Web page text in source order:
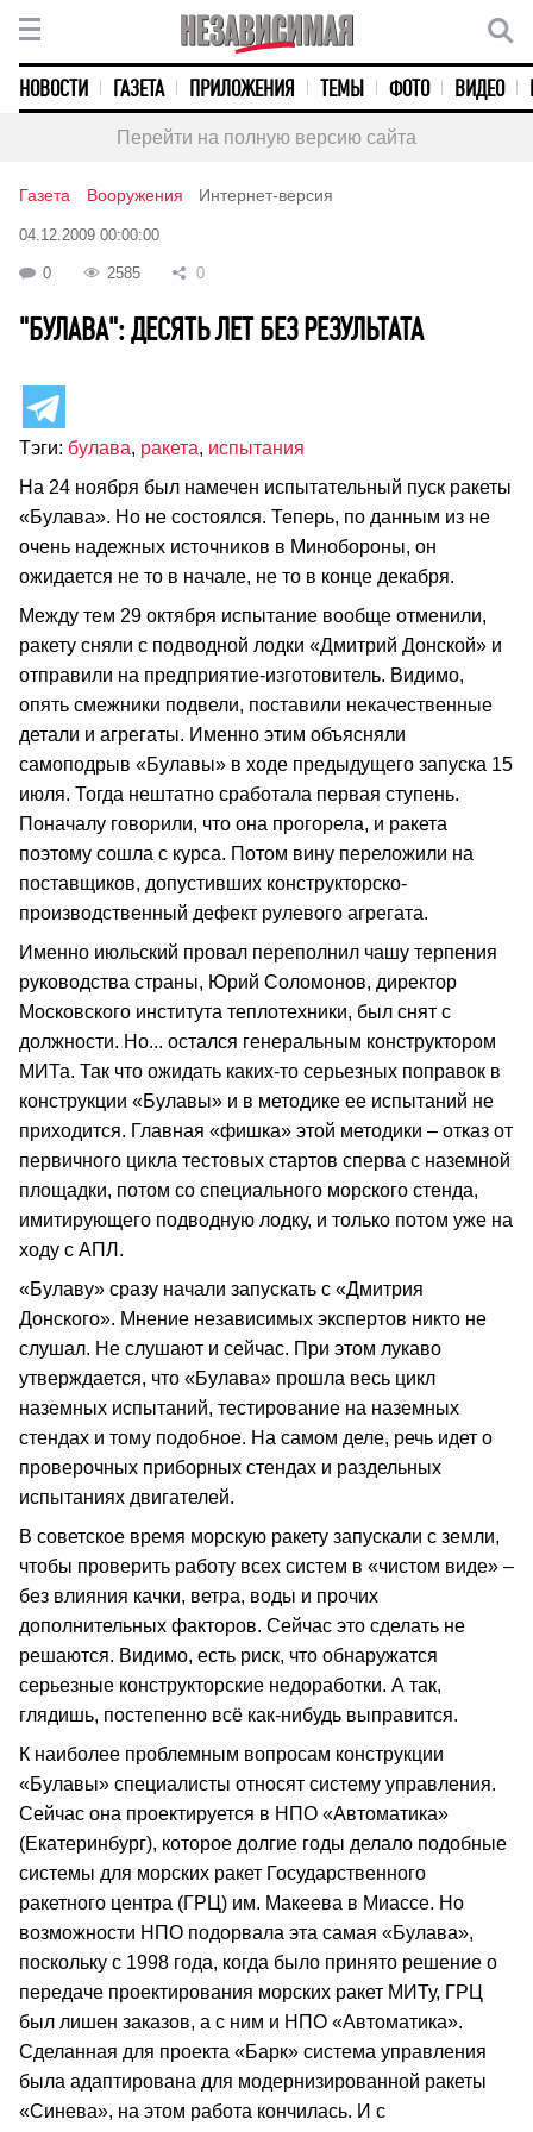
НОВОСТИ ГАЗЕТА ПРИЛОЖЕНИЯ ТЕМЫ ФОТО ВИДЕО
Перейти на полную версию сайта
Газета Вооружения Интернет-версия
04.12.2009 00:00:00
0 2585 0
"БУЛАВА": ДЕСЯТЬ ЛЕТ БЕЗ РЕЗУЛЬТАТА
Тэги: булава, ракета, испытания
На 24 ноября был намечен испытательный пуск ракеты
«Булава». Но не состоялся. Теперь, по данным из не
очень надежных источников в Минобороны, он
ожидается не то в начале, не то в конце декабря.
Между тем 29 октября испытание вообще отменили,
ракету сняли с подводной лодки «Дмитрий Донской» и
отправили на предприятие-изготовитель. Видимо,
опять смежники подвели, поставили некачественные
детали и агрегаты. Именно этим объясняли
самоподрыв «Булавы» в ходе предыдущего запуска 15
июля. Тогда нештатно сработала первая ступень.
Поначалу говорили, что она прогорела, и ракета
поэтому сошла с курса. Потом вину переложили на
поставщиков, допустивших конструкторско-
производственный дефект рулевого агрегата.
Именно июльский провал переполнил чашу терпения
руководства страны, Юрий Соломонов, директор
Московского института теплотехники, был снят с
должности. Но... остался генеральным конструктором
МИТа. Так что ожидать каких-то серьезных поправок в
конструкции «Булавы» и в методике ее испытаний не
приходится. Главная «фишка» этой методики – отказ от
первичного цикла тестовых стартов сперва с наземной
площадки, потом со специального морского стенда,
имитирующего подводную лодку, и только потом уже на
ходу с АПЛ.
«Булаву» сразу начали запускать с «Дмитрия
Донского». Мнение независимых экспертов никто не
слушал. Не слушают и сейчас. При этом лукаво
утверждается, что «Булава» прошла весь цикл
наземных испытаний, тестирование на наземных
стендах и тому подобное. На самом деле, речь идет о
проверочных приборных стендах и раздельных
испытаниях двигателей.
В советское время морскую ракету запускали с земли,
чтобы проверить работу всех систем в «чистом виде» –
без влияния качки, ветра, воды и прочих
дополнительных факторов. Сейчас это сделать не
решаются. Видимо, есть риск, что обнаружатся
серьезные конструкторские недоработки. А так,
глядишь, постепенно всё как-нибудь выправится.
К наиболее проблемным вопросам конструкции
«Булавы» специалисты относят систему управления.
Сейчас она проектируется в НПО «Автоматика»
(Екатеринбург), которое долгие годы делало подобные
системы для морских ракет Государственного
ракетного центра (ГРЦ) им. Макеева в Миассе. Но
возможности НПО подорвала эта самая «Булава»,
поскольку с 1998 года, когда было принято решение о
передаче проектирования морских ракет МИТу, ГРЦ
был лишен заказов, а с ним и НПО «Автоматика».
Сделанная для проекта «Барк» система управления
была адаптирована для модернизированной ракеты
«Синева», на этом работа кончилась. И с